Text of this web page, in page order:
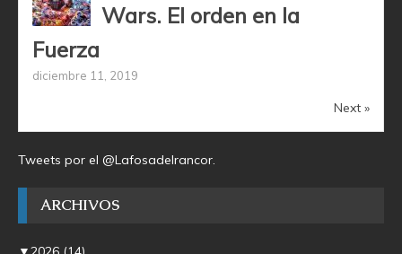
Wars. El orden en la
Fuerza
diciembre 11, 2019
Next »
Tweets por el @Lafosadelrancor.
ARCHIVOS